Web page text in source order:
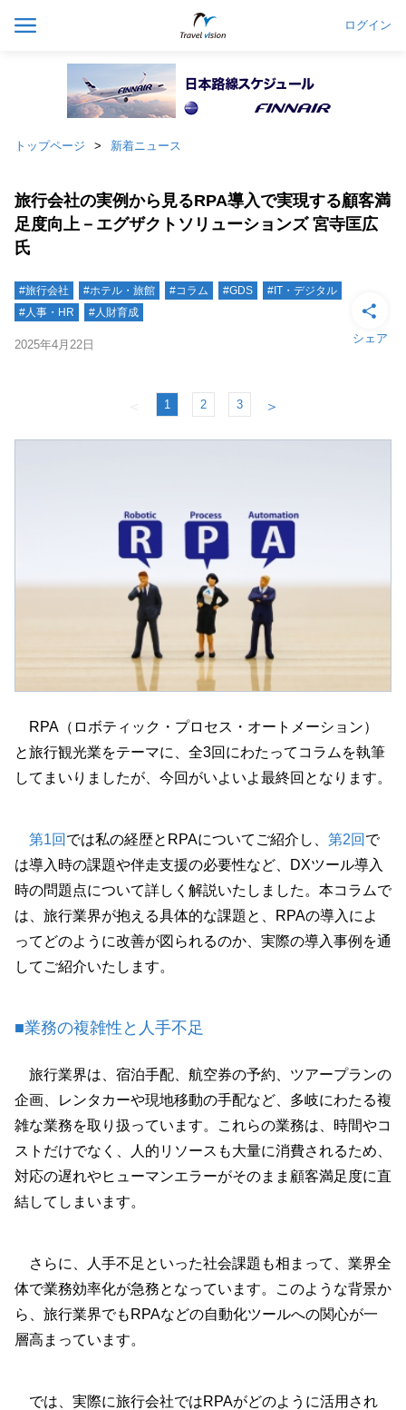
ログイン
トップページ 新着ニュース
旅行会社の実例から見るRPA導入で実現する顧客満
足度向上－エグザクトソリューションズ 宮寺匡広
氏
#旅行会社 #ホテル・旅館 #コラム #GDS
#IT・デジタル
#人事・HR
#人財育成
2025年4月22日 シェア
＜ 1 2 3 ＞
RPA（ロボティック・プロセス・オートメーション）
と旅行観光業をテーマに、全3回にわたってコラムを執筆
してまいりましたが、今回がいよいよ最終回となります。
第1回 では私の経歴とRPAについてご紹介し、 第2回 で
は導入時の課題や伴走支援の必要性など、DXツール導入
時の問題点について詳しく解説いたしました。本コラムで
は、旅行業界が抱える具体的な課題と、RPAの導入によ
ってどのように改善が図られるのか、実際の導入事例を通
してご紹介いたします。
■業務の複雑性と人手不足
旅行業界は、宿泊手配、航空券の予約、ツアープランの
企画、レンタカーや現地移動の手配など、多岐にわたる複
雑な業務を取り扱っています。これらの業務は、時間やコ
ストだけでなく、人的リソースも大量に消費されるため、
対応の遅れやヒューマンエラーがそのまま顧客満足度に直
結してしまいます。
さらに、人手不足といった社会課題も相まって、業界全
体で業務効率化が急務となっています。このような背景か
ら、旅行業界でもRPAなどの自動化ツールへの関心が一
層高まっています。
では、実際に旅行会社ではRPAがどのように活用され